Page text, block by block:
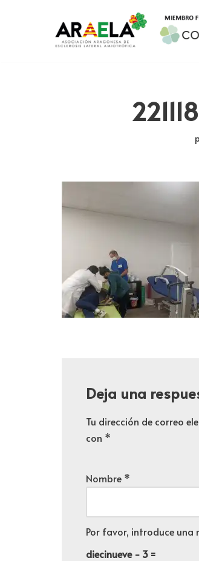
Deja una
Tu dirección de correo
con *
Nombre *
Por favor, introduce una
diecinueve − 3 =